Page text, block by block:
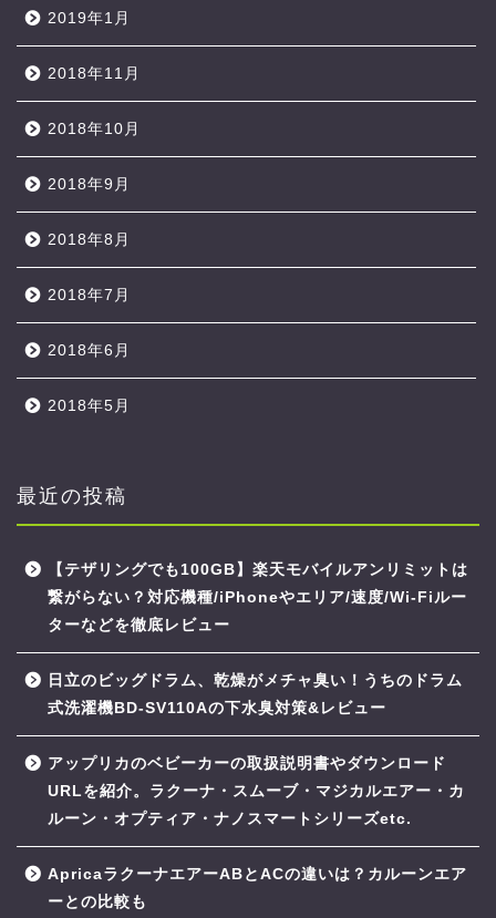
2019年1月
2018年11月
2018年10月
2018年9月
2018年8月
2018年7月
2018年6月
2018年5月
最近の投稿
【テザリングでも100GB】楽天モバイルアンリミットは
繋がらない？対応機種/iPhoneやエリア/速度/Wi-Fiルー
ターなどを徹底レビュー
日立のビッグドラム、乾燥がメチャ臭い！うちのドラム
式洗濯機BD-SV110Aの下水臭対策&レビュー
アップリカのベビーカーの取扱説明書やダウンロード
URLを紹介。ラクーナ・スムーブ・マジカルエアー・カ
ルーン・オプティア・ナノスマートシリーズetc.
ApricaラクーナエアーABとACの違いは？カルーンエア
ーとの比較も